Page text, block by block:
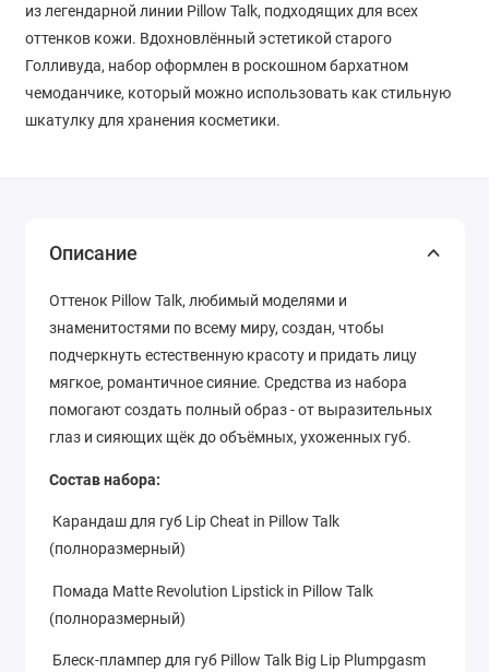
из легендарной линии Pillow Talk, подходящих для всех
оттенков кожи. Вдохновлённый эстетикой старого
Голливуда, набор оформлен в роскошном бархатном
чемоданчике, который можно использовать как стильную
шкатулку для хранения косметики.
Описание
Оттенок Pillow Talk, любимый моделями и
знаменитостями по всему миру, создан, чтобы
подчеркнуть естественную красоту и придать лицу
мягкое, романтичное сияние. Средства из набора
помогают создать полный образ - от выразительных
глаз и сияющих щёк до объёмных, ухоженных губ.
Состав набора:
Карандаш для губ Lip Cheat in Pillow Talk
(полноразмерный)
Помада Matte Revolution Lipstick in Pillow Talk
(полноразмерный)
Блеск-плампер для губ Pillow Talk Big Lip Plumpgasm